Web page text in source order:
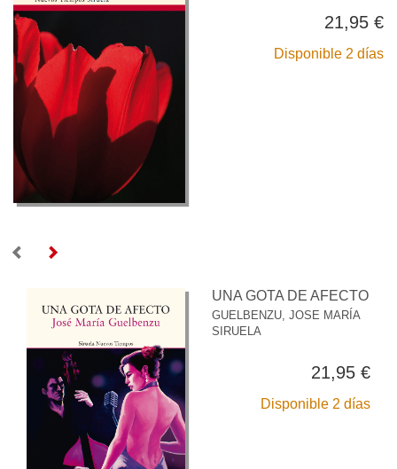
21,95 €
Disponible 2 días
UNA GOTA DE AFECTO
GUELBENZU, JOSE MARÍA
SIRUELA
21,95 €
Disponible 2 días